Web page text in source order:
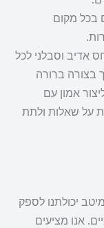
בכל מקום
אדיב וסבלני לכל
בצורה ברורה
אמון עם
על שאלות ולתת
יכולתנו לספק
אנו מציעים